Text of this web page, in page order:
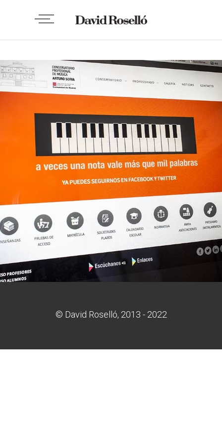
WEBS Y APPS
Web Conservatorio Arturo Soria
© David Roselló, 2013 - 2022